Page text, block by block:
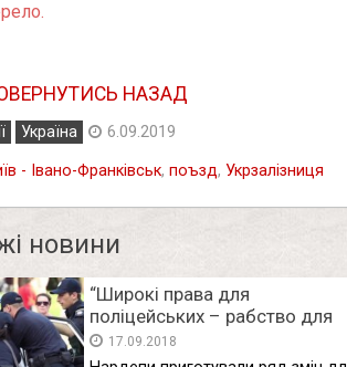
НАЗАД
Україна 6.09.2019
- Івано-Франківськ, поъзд, Укрзалізниця
новини
“Широкі права для
поліцейських – рабcтво для
водіїв”: який “сюрприз”
підготували українцям
17.09.2018